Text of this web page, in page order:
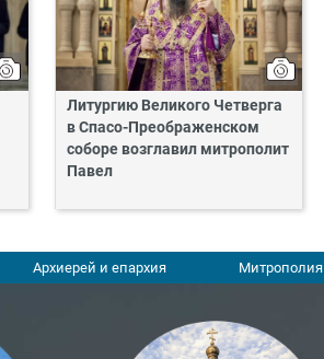
Литургию Великого Четверга
в Спасо-Преображенском
соборе возглавил митрополит
Павел
Архиерей и епархия Митрополия